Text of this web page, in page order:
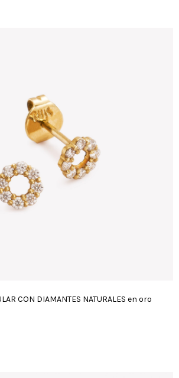
CON DIAMANTES NATURALES en oro